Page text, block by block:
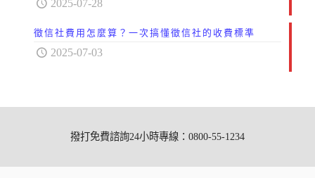
2025-07-28
徵信社費用怎麼算？一次搞懂徵信社的收費標準
2025-07-03
撥打免費諮詢24小時專線：0800-55-1234